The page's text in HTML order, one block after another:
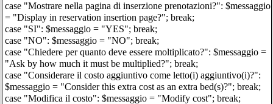
case "Mostrare nella pagina di inserzione prenotazioni?": $messaggio
= "Display in reservation insertion page?"; break;
case "SI": $messaggio = "YES"; break;
case "NO": $messaggio = "NO"; break;
case "Chiedere per quanto deve essere moltiplicato?": $messaggio =
"Ask by how much it must be multiplied?"; break;
case "Considerare il costo aggiuntivo come letto(i) aggiuntivo(i)?":
$messaggio = "Consider this extra cost as an extra bed(s)?"; break;
case "Modifica il costo": $messaggio = "Modify cost"; break;